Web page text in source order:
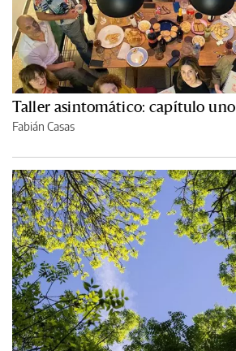
Taller asintomático: capítulo uno
Fabián Casas